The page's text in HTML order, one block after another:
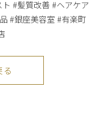
#髪質改善 #ヘアケア
#銀座美容室 #有楽町